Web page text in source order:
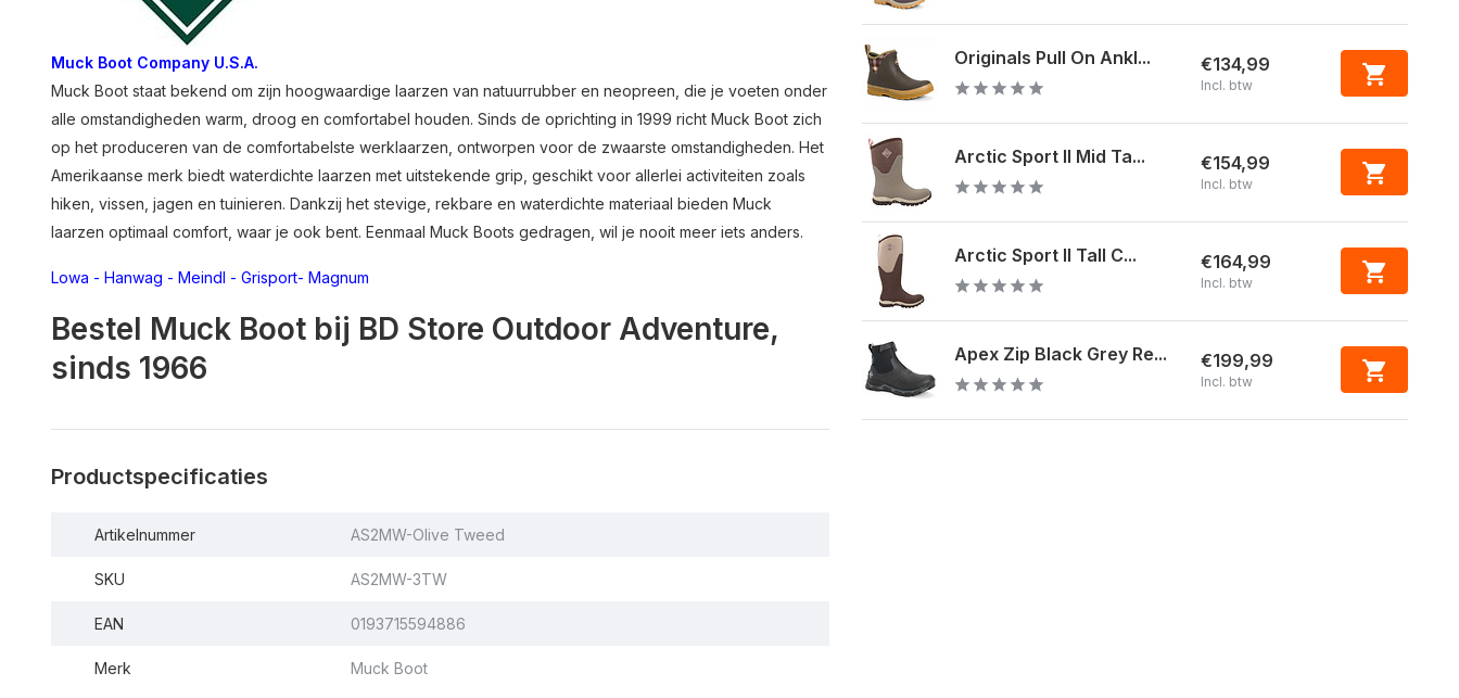
Muck Boot Company U.S.A.
Muck Boot staat bekend om zijn hoogwaardige laarzen van natuurrubber en neopreen, die je voeten onder
alle omstandigheden warm, droog en comfortabel houden. Sinds de oprichting in 1999 richt Muck Boot zich
op het produceren van de comfortabelste werklaarzen, ontworpen voor de zwaarste omstandigheden. Het
Amerikaanse merk biedt waterdichte laarzen met uitstekende grip, geschikt voor allerlei activiteiten zoals
hiken, vissen, jagen en tuinieren. Dankzij het stevige, rekbare en waterdichte materiaal bieden Muck
laarzen optimaal comfort, waar je ook bent. Eenmaal Muck Boots gedragen, wil je nooit meer iets anders.
Lowa - Hanwag - Meindl - Grisport- Magnum
Bestel Muck Boot bij BD Store Outdoor Adventure,
sinds 1966
Productspecificaties
Artikelnummer AS2MW-Olive Tweed
SKU AS2MW-3TW
EAN 0193715594886
Merk Muck Boot
Originals Pull On Ankl... €134,99
Incl. btw
Arctic Sport II Mid Ta... €154,99
Incl. btw
Arctic Sport II Tall C... €164,99
Incl. btw
Apex Zip Black Grey Re... €199,99
Incl. btw